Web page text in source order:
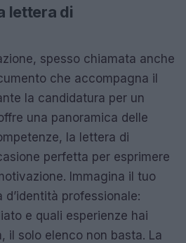
lettera di
spesso chiamata anche
che accompagna il
la candidatura per un
una panoramica delle
la lettera di
perfetta per esprimere
Immagina il tuo
professionale:
e quali esperienze hai
il solo elenco non basta. La